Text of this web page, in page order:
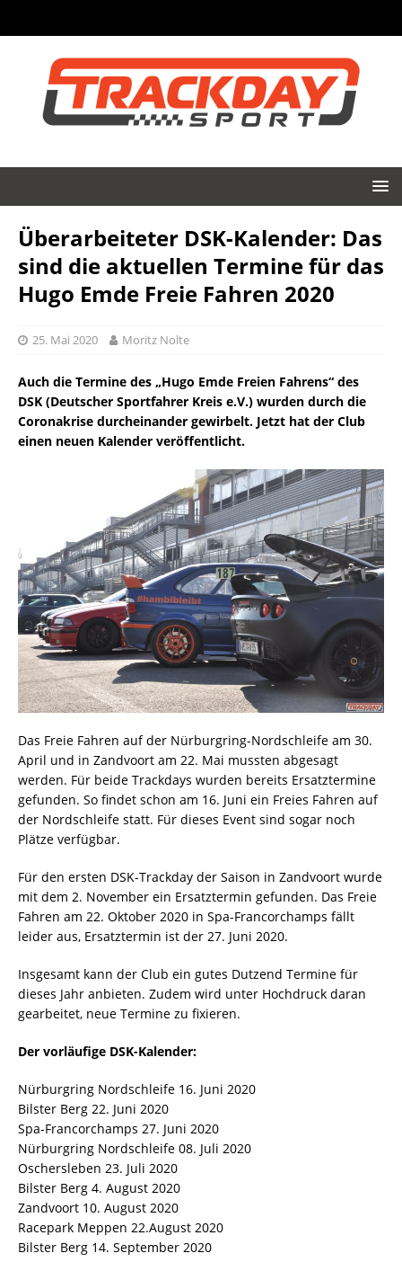
Überarbeiteter DSK-Kalender: Das
sind die aktuellen Termine für das
Hugo Emde Freie Fahren 2020
25. Mai 2020 Moritz Nolte
Auch die Termine des „Hugo Emde Freien Fahrens“ des
DSK (Deutscher Sportfahrer Kreis e.V.) wurden durch die
Coronakrise durcheinander gewirbelt. Jetzt hat der Club
einen neuen Kalender veröffentlicht.
Das Freie Fahren auf der Nürburgring-Nordschleife am 30.
April und in Zandvoort am 22. Mai mussten abgesagt
werden. Für beide Trackdays wurden bereits Ersatztermine
gefunden. So findet schon am 16. Juni ein Freies Fahren auf
der Nordschleife statt. Für dieses Event sind sogar noch
Plätze verfügbar.
Für den ersten DSK-Trackday der Saison in Zandvoort wurde
mit dem 2. November ein Ersatztermin gefunden. Das Freie
Fahren am 22. Oktober 2020 in Spa-Francorchamps fällt
leider aus, Ersatztermin ist der 27. Juni 2020.
Insgesamt kann der Club ein gutes Dutzend Termine für
dieses Jahr anbieten. Zudem wird unter Hochdruck daran
gearbeitet, neue Termine zu fixieren.
Der vorläufige DSK-Kalender:
Nürburgring Nordschleife 16. Juni 2020
Bilster Berg 22. Juni 2020
Spa-Francorchamps 27. Juni 2020
Nürburgring Nordschleife 08. Juli 2020
Oschersleben 23. Juli 2020
Bilster Berg 4. August 2020
Zandvoort 10. August 2020
Racepark Meppen 22.August 2020
Bilster Berg 14. September 2020